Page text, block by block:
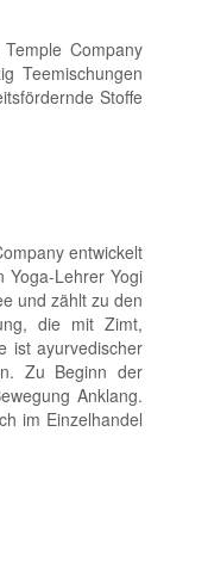
Company
Teemischungen
Stoffe
entwickelt
Lehrer Yogi
und zählt zu den
die mit Zimt,
ist ayurvedischer
Zu Beginn der
Anklang.
im Einzelhandel